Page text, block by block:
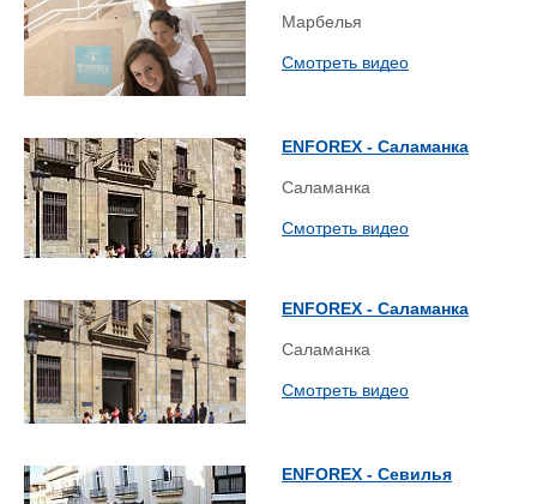
Марбелья
Смотреть видео
ENFOREX - Саламанка
Саламанка
Смотреть видео
ENFOREX - Саламанка
Саламанка
Смотреть видео
ENFOREX - Севилья